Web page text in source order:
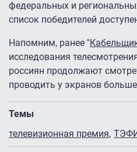
федеральных и
список победителей
Напомним, ранее "
исследования
россиян продолжают
проводить у экранов
Темы
телевизионная премия